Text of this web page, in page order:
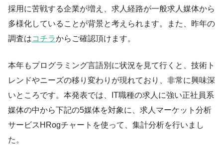
採用に苦戦する企業が増え、求人経路が一般求人媒体から
多様化していることが背景と考えられます。また、昨年の
調査はコチラからご確認頂けます。
本年もプログラミング言語別に状況を見て行くと、技術ト
レンドやニーズの移り変わりが現れており、非常に興味深
いところです。本発表では、IT職種の求人に強い正社員系
媒体の中から下記の5媒体を対象に、求人マーケット分析
サービスHRogチャートを使って、集計分析を行いまし
た。